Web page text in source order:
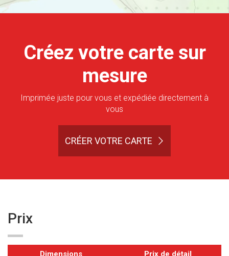
Créez votre carte sur
mesure
Imprimée juste pour vous et expédiée directement à
vous
CRÉER VOTRE CARTE
Prix
Dimensions Prix de détail